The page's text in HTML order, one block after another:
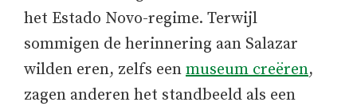
het Estado Novo-regime. Terwijl
sommigen de herinnering aan Salazar
wilden eren, zelfs een museum creëren,
zagen anderen het standbeeld als een